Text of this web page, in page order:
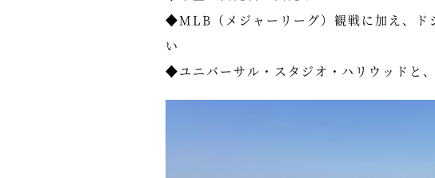
◆MLB（メジャーリーグ）観戦に加え、ド
い
◆ユニバーサル・スタジオ・ハリウッドと